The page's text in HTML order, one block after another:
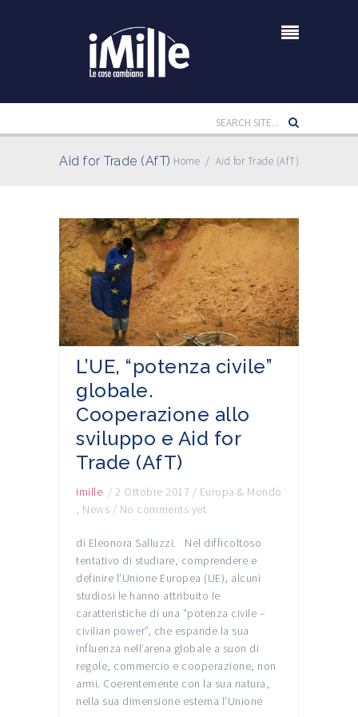
Aid for Trade (AfT) Home / Aid for Trade (AfT)
L’UE, “potenza civile”
globale.
Cooperazione allo
sviluppo e Aid for
Trade (AfT)
imille / 2 Ottobre 2017 / Europa & Mondo
, News / No comments yet
di Eleonora Salluzzi. Nel difficoltoso
tentativo di studiare, comprendere e
definire l’Unione Europea (UE), alcuni
studiosi le hanno attribuito le
caratteristiche di una “potenza civile –
civilian power”, che espande la sua
influenza nell’arena globale a suon di
regole, commercio e cooperazione, non
armi. Coerentemente con la sua natura,
nella sua dimensione esterna l’Unione